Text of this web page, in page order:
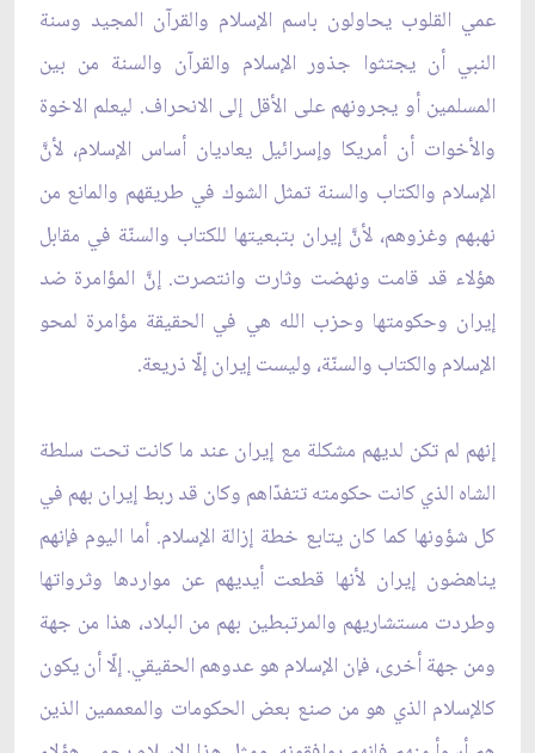
عمي القلوب يحاولون باسم الإسلام والقرآن المجيد وسنة
النبي أن يجتثوا جذور الإسلام والقرآن والسنة من بين
المسلمين أو يجرونهم على الأقل إلى الانحراف. ليعلم الاخوة
والأخوات أن أمريكا وإسرائيل يعاديان أساس الإسلام، لأنَّ
الإسلام والكتاب والسنة تمثل الشوك في طريقهم والمانع من
نهبهم وغزوهم، لأنَّ إيران بتبعيتها للكتاب والسنّة في مقابل
هؤلاء قد قامت ونهضت وثارت وانتصرت. إنَّ المؤامرة ضد
إيران وحكومتها وحزب الله هي في الحقيقة مؤامرة لمحو
الإسلام والكتاب والسنّة، وليست إيران إلّا ذريعة.
إنهم لم تكن لديهم مشكلة مع إيران عند ما كانت تحت سلطة
الشاه الذي كانت حكومته تتفدّاهم وكان قد ربط إيران بهم في
كل شؤونها كما كان يتابع خطة إزالة الإسلام. أما اليوم فإنهم
يناهضون إيران لأنها قطعت أيديهم عن مواردها وثرواتها
وطردت مستشاريهم والمرتبطين بهم من البلاد، هذا من جهة
ومن جهة أخرى، فإن الإسلام هو عدوهم الحقيقي. إلّا أن يكون
كالإسلام الذي هو من صنع بعض الحكومات والمعممين الذين